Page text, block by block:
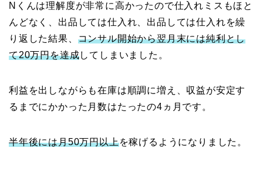
Nくんは理解度が非常に高かったので仕入れミスもほと
んどなく、出品しては仕入れ、出品しては仕入れを繰
り返した結果、 コンサル開始から翌月末には純利とし
て20万円を達成してしまいました。
利益を出しながらも在庫は順調に増え、収益が安定す
るまでにかかった月数はたったの4ヵ月です。
半年後には月50万円以上を稼げるようになりました。